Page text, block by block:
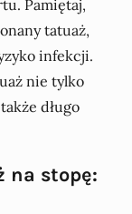
Pamiętaj,
tatuaż,
infekcji.
nie tylko
długo
na stopę: